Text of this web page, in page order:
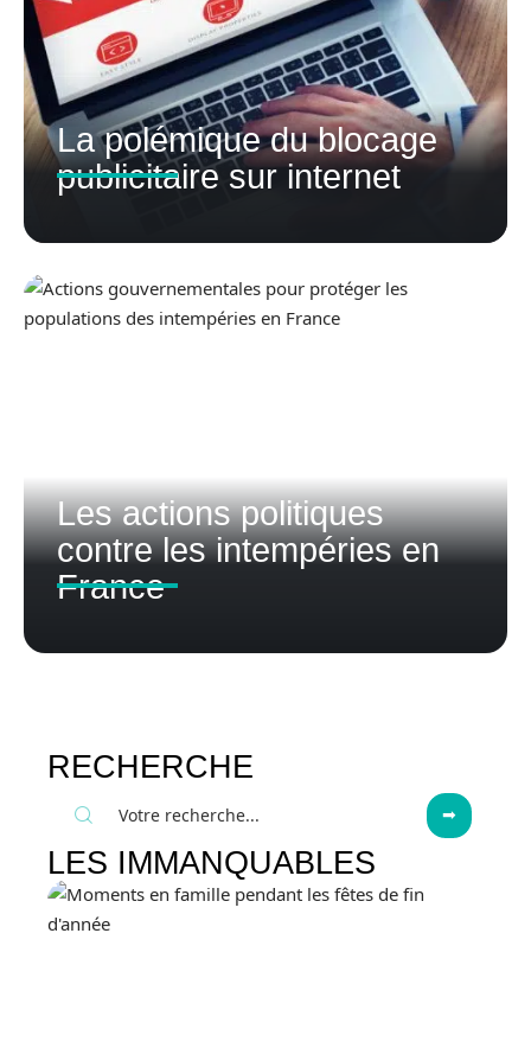
La polémique du blocage
publicitaire sur internet
Les actions politiques
contre les intempéries en
France
RECHERCHE
LES IMMANQUABLES